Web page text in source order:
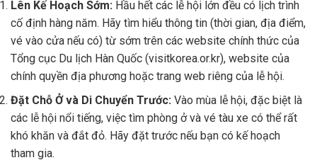
Lên Kế Hoạch Sớm: Hầu hết các lễ hội lớn đều có lịch trình
cố định hàng năm. Hãy tìm hiểu thông tin (thời gian, địa điểm,
vé vào cửa nếu có) từ sớm trên các website chính thức của
Tổng cục Du lịch Hàn Quốc (visitkorea.or.kr), website của
chính quyền địa phương hoặc trang web riêng của lễ hội.
Đặt Chỗ Ở và Di Chuyển Trước: Vào mùa lễ hội, đặc biệt là
các lễ hội nổi tiếng, việc tìm phòng ở và vé tàu xe có thể rất
khó khăn và đắt đỏ. Hãy đặt trước nếu bạn có kế hoạch
tham gia.